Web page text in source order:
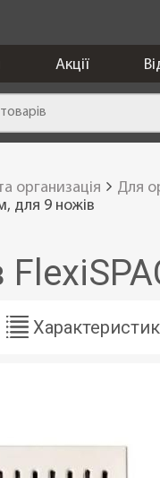
Акції
организація Для
для 9 ножів